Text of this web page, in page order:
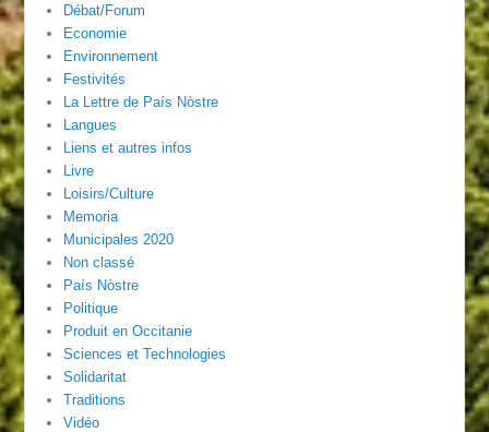
Débat/Forum
Economie
Environnement
Festivités
La Lettre de País Nòstre
Langues
Liens et autres infos
Livre
Loisirs/Culture
Memoria
Municipales 2020
Non classé
País Nòstre
Politique
Produit en Occitanie
Sciences et Technologies
Solidaritat
Traditions
Vidéo